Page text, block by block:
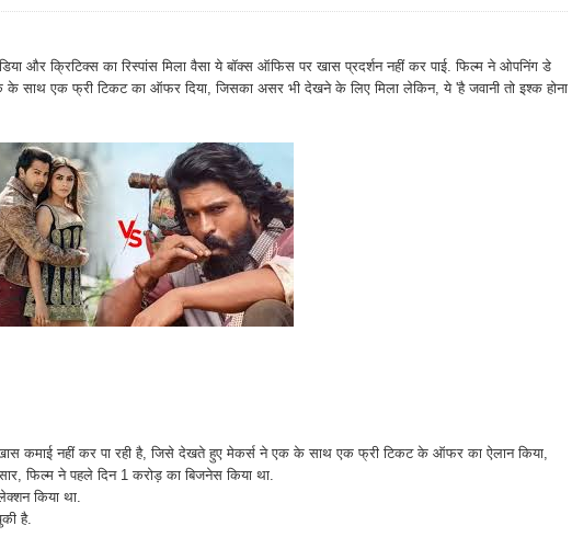
और क्रिटिक्स का रिस्पांस मिला वैसा ये बॉक्स ऑफिस पर खास प्रदर्शन नहीं कर पाई. फिल्म ने ओपनिंग डे
साथ एक फ्री टिकट का ऑफर दिया, जिसका असर भी देखने के लिए मिला लेकिन, ये 'है जवानी तो इश्क होना
खास कमाई नहीं कर पा रही है, जिसे देखते हुए मेकर्स ने एक के साथ एक फ्री टिकट के ऑफर का ऐलान किया,
फिल्म ने पहले दिन 1 करोड़ का बिजनेस किया था.
किया था.
है.